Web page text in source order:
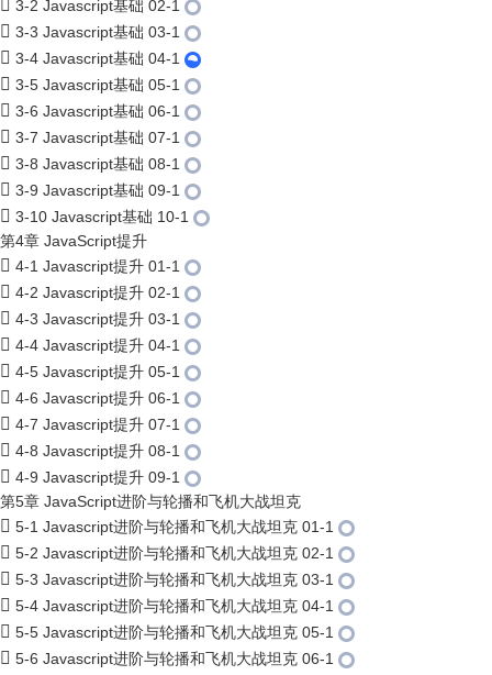
3-2 Javascript基础 02-1
3-3 Javascript基础 03-1
3-4 Javascript基础 04-1
3-5 Javascript基础 05-1
3-6 Javascript基础 06-1
3-7 Javascript基础 07-1
3-8 Javascript基础 08-1
3-9 Javascript基础 09-1
3-10 Javascript基础 10-1
第4章 JavaScript提升
4-1 Javascript提升 01-1
4-2 Javascript提升 02-1
4-3 Javascript提升 03-1
4-4 Javascript提升 04-1
4-5 Javascript提升 05-1
4-6 Javascript提升 06-1
4-7 Javascript提升 07-1
4-8 Javascript提升 08-1
4-9 Javascript提升 09-1
第5章 JavaScript进阶与轮播和飞机大战坦克
5-1 Javascript进阶与轮播和飞机大战坦克 01-1
5-2 Javascript进阶与轮播和飞机大战坦克 02-1
5-3 Javascript进阶与轮播和飞机大战坦克 03-1
5-4 Javascript进阶与轮播和飞机大战坦克 04-1
5-5 Javascript进阶与轮播和飞机大战坦克 05-1
5-6 Javascript进阶与轮播和飞机大战坦克 06-1